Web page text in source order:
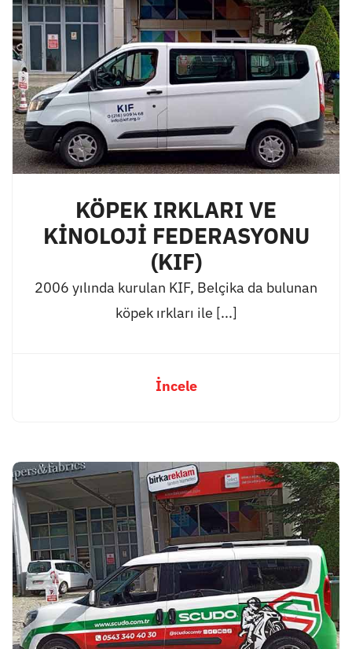
KÖPEK IRKLARI VE
KİNOLOJİ FEDERASYONU
(KIF)
2006 yılında kurulan KIF, Belçika da bulunan
köpek ırkları ile [...]
İncele